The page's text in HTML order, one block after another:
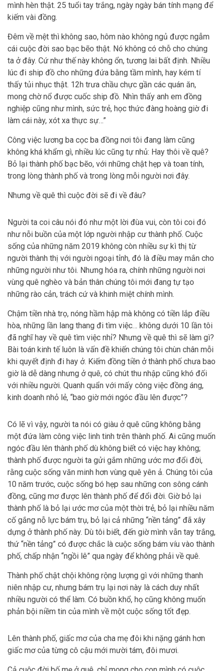
mình hèn thật. 25 tuổi tay trắng, ngày ngày bán tính mạng để
kiếm vài đồng.
Đêm về mệt thì không sao, hôm nào không ngủ được ngẫm
cái cuộc đời sao bạc bẽo thật. Nó không có chỗ cho chúng
ta ở đây. Cứ như thế này không ổn, tương lai bất định. Nhiều
lúc đi ship đồ cho những đứa bằng tầm mình, hay kém tí
thấy tủi nhục thật. 12h trưa chầu chực gần các quán ăn,
mong chờ nổ được cuốc ship đồ. Nhìn thấy anh em đồng
nghiệp cũng như mình, sức trẻ, học thức đàng hoàng giờ đi
làm cái này, xót xa thực sự…”
Công việc lương ba cọc ba đồng nơi tôi đang làm cũng
không khá khẩm gì, nhiều lúc cũng tự nhủ: Hay thôi về quê?
Bỏ lại thành phố bạc bẽo, với những chật hẹp và toan tính,
trong lòng thành phố và trong lòng mỗi người nơi đây.
Nhưng về quê thì cuộc đời sẽ đi về đâu?
Người ta coi câu nói đó như một lời đùa vui, còn tôi coi đó
như nỗi buồn của một lớp người nhập cư thành phố. Cuộc
sống của những năm 2019 không còn nhiều sự kì thị từ
người thành thị với người ngoại tỉnh, đó là điều may mắn cho
những người như tôi. Nhưng hóa ra, chính những người nơi
vùng quê nghèo và bản thân chúng tôi mới đang tự tạo
những rào cản, trách cứ và khinh miệt chính mình.
Chậm tiền nhà trọ, nóng hầm hập mà không có tiền lắp điều
hòa, những lần lang thang đi tìm việc… không dưới 10 lần tôi
đã nghĩ hay về quê tìm việc nhỉ? Nhưng về quê thì sẽ làm gì?
Bài toán kinh tế luôn là vấn đề khiến chúng tôi chùn chân mỗi
khi quyết định đi hay ở. Kiếm đồng tiền ở thành phố chưa bao
giờ là dễ dàng nhưng ở quê, có chút thu nhập cũng khó đối
với nhiều người. Quanh quẩn với mấy công việc đồng áng,
kinh doanh nhỏ lẻ, “bao giờ mới ngóc đầu lên được”?
Có lẽ vì vậy, người ta nói có giàu ở quê cũng không bằng
một đứa làm công việc linh tinh trên thành phố. Ai cũng muốn
ngóc đầu lên thành phố dù không biết có việc hay không;
thành phố được người ta gửi gắm những ước mơ đổi đời,
rằng cuộc sống văn minh hơn vùng quê yên ả. Chúng tôi của
10 năm trước, cuộc sống bó hẹp sau những con sông cánh
đồng, cũng mơ được lên thành phố để đổi đời. Giờ bỏ lại
thành phố là bỏ lại ước mơ của một thời trẻ, bỏ lại nhiều năm
cố gắng nỗ lực bám trụ, bỏ lại cả những “nền tảng” đã xây
dựng ở thành phố này. Dù tôi biết, đến giờ mình vẫn tay trắng,
thứ “nền tảng” có được chắc là cuộc sống bám víu vào thành
phố, chấp nhận “ngồi lê” qua ngày để không phải về quê.
Thành phố chật chội không rộng lượng gì với những thanh
niên nhập cư, nhưng bám trụ lại nơi này là cách duy nhất
nhiều người có thể làm. Có buồn khổ, họ cũng không muốn
phản bội niềm tin của mình về một cuộc sống tốt đẹp.
Lên thành phố, giấc mơ của cha mẹ đôi khi nặng gánh hơn
giấc mơ của từng cô cậu mới mười tám, đôi mươi.